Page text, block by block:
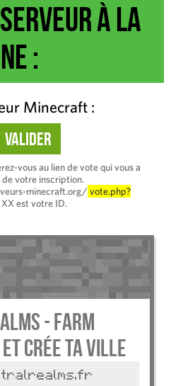
à la
:
Minecraft :
vous au lien de vote qui vous a
de votre inscription.
minecraft.org/ vote.php?
XX est votre ID.
- Farm
et crée ta ville